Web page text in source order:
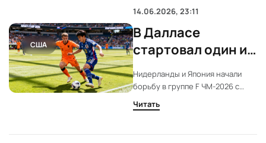
болельщиков. Встреча обещает
напряжённых на старте турнира.
США
14.06.2026, 23:11
В Далласе
стартовал один из
самых ожидаемых
матчей
группового этапа
Нидерланды и Япония начали
борьбу в группе F ЧМ-2026 с
нулевой ничьей. В Далласе
проходит матч Нидерланды —
Читать